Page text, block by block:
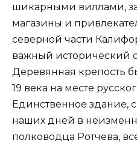
шикарными виллами,
магазины и
северной части
важный исторический
Деревянная крепость
19 века на месте
Единственное здание,
наших дней в
полководца Ротчева,